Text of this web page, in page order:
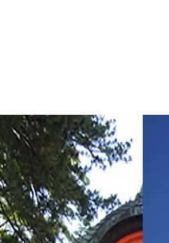
展示会）
ーケストラ